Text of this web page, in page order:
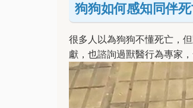
狗狗如何感知同伴
很多人以為狗狗不懂死亡，
獻，也諮詢過獸醫行為專家